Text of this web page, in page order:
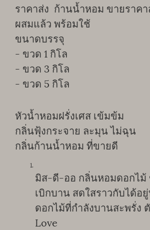
ราคาส่ง ก้านน้ำหอม ขายราคา
ผสมแล้ว พร้อมใช้
ขนาดบรรจุ
- ขวด 1 กิโล
- ขวด 3 กิโล
- ขวด 5 กิโล
หัวน้ำหอมฝรั่งเศส เข้มข้ม
กลิ่นฟุ้งกระจาย ละมุน ไม่ฉุน
กลิ่นก้านน้ำหอม ที่ขายดี
มิส-ดี-ออ กลิ่นหอมดอกไม้
เบิกบาน สดใสราวกับได้อ
ดอกไม้ที่กำลังบานสะพรั่ง
Love